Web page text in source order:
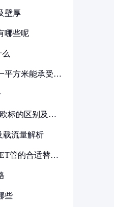
壁厚
哪些呢
平方米能承受多
标的区别及其
载流量解析
管的合适替代
些